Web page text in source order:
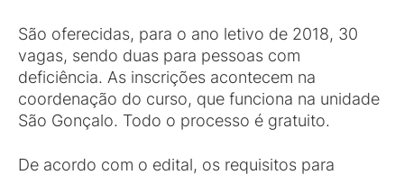
São oferecidas, para o ano letivo de 2018, 30
vagas, sendo duas para pessoas com
deficiência. As inscrições acontecem na
coordenação do curso, que funciona na unidade
São Gonçalo. Todo o processo é gratuito.
De acordo com o edital, os requisitos para